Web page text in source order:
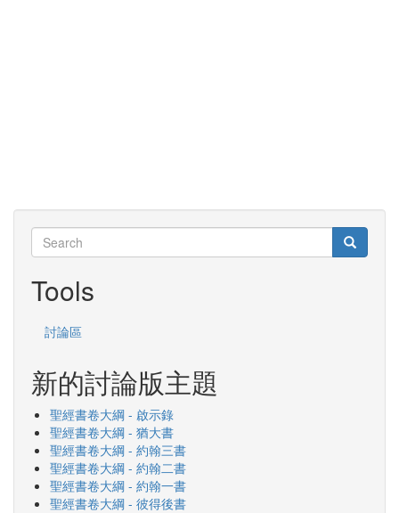
Search
Search Search
Tools
討論區
新的討論版主題
聖經書卷大綱 - 啟示錄
聖經書卷大綱 - 猶大書
聖經書卷大綱 - 約翰三書
聖經書卷大綱 - 約翰二書
聖經書卷大綱 - 約翰一書
聖經書卷大綱 - 彼得後書